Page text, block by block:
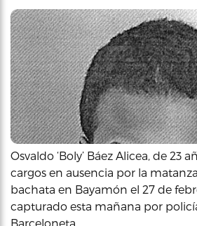
Osvaldo ‘Boly’ Báez Alicea, de 23
cargos en ausencia por la
bachata en Bayamón el 27 de
capturado esta mañana por
Barceloneta.